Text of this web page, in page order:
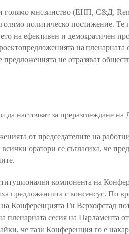
голямо мнозинство (ЕНП, С&Д,
политическо постижение. Те
на ефективен и демократичен
на пленарната
не отразяват
да настояват за преразглеждане
от председателите на
оратори се съгласиха, че
компонента на
предложенията с консенсус. По
Конференцията Ги Верхофстад
пленарната сесия на Парламента
че тази Конференция го е